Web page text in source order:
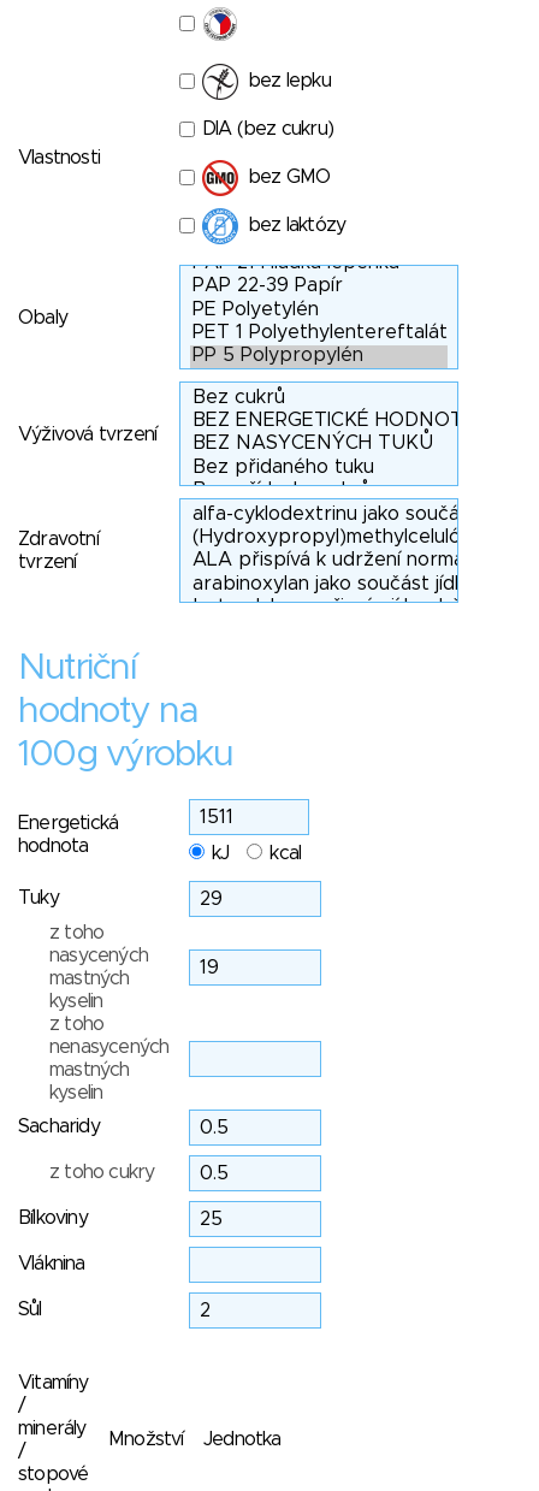
Vlastnosti
bez lepku
DIA (bez cukru)
bez GMO
bez laktózy
Obaly
Výživová tvrzení
Zdravotní
tvrzení
Nutriční
hodnoty na
100g výrobku
Energetická
hodnota
kJ kcal
Tuky
z toho
nasycených
mastných
kyselin
z toho
nenasycených
mastných
kyselin
Sacharidy
z toho cukry
Bílkoviny
Vláknina
Sůl
Vitamíny
/
minerály
/
stopové
Množství Jednotka